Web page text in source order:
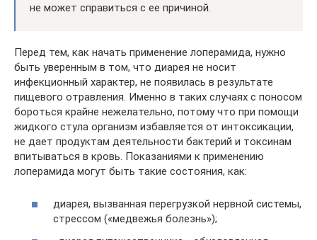
не может справиться с ее причиной.
Перед тем, как начать применение лоперамида, нужно
быть уверенным в том, что диарея не носит
инфекционный характер, не появилась в результате
пищевого отравления. Именно в таких случаях с поносом
бороться крайне нежелательно, потому что при помощи
жидкого стула организм избавляется от интоксикации,
не дает продуктам деятельности бактерий и токсинам
впитываться в кровь. Показаниями к применению
лоперамида могут быть такие состояния, как:
диарея, вызванная перегрузкой нервной системы,
стрессом («медвежья болезнь»);